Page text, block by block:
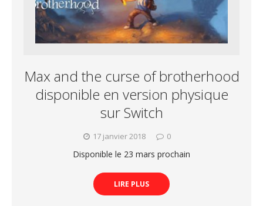
Max and the curse of brotherhood
disponible en version physique
sur Switch
17 janvier 2018 0
Disponible le 23 mars prochain
LIRE PLUS